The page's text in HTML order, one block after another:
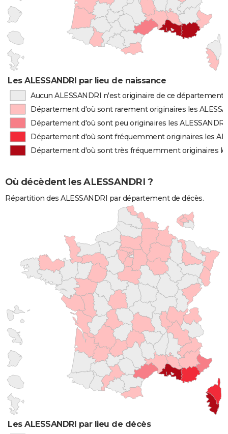
Les ALESSANDRI par lieu de naissance
Aucun ALESSANDRI n'est originaire de ce département
Département d'où sont rarement originaires les
Département d'où sont peu originaires les ALESSANDRI
Département d'où sont fréquemment originaires les
Département d'où sont très fréquemment originaires
Où décèdent les ALESSANDRI ?
Répartition des ALESSANDRI par département de décès.
Les ALESSANDRI par lieu de décès